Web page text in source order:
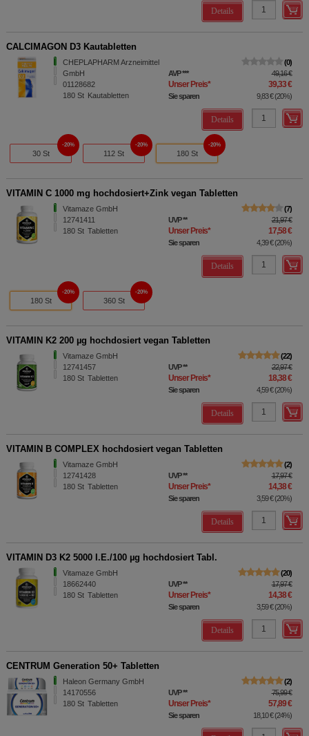
Details
CALCIMAGON D3 Kautabletten
CHEPLAPHARM Arzneimittel
GmbH
01128682
180 St Kautabletten
0
AVP*** 49,16 €
Unser Preis* 39,33 €
Sie sparen 9,83 €(20%)
Details
30 St
20%
112 St
20%
180 St
20%
VITAMIN C 1000 mg hochdosiert+Zink vegan Tabletten
Vitamaze GmbH
12741411
180 St Tabletten
7
UVP** 21,97 €
Unser Preis* 17,58 €
Sie sparen 4,39 €(20%)
Details
180 St
20%
360 St
20%
VITAMIN K2 200 µg hochdosiert vegan Tabletten
Vitamaze GmbH
12741457
180 St Tabletten
22
UVP** 22,97 €
Unser Preis* 18,38 €
Sie sparen 4,59 €(20%)
Details
VITAMIN B COMPLEX hochdosiert vegan Tabletten
Vitamaze GmbH
12741428
180 St Tabletten
2
UVP** 17,97 €
Unser Preis* 14,38 €
Sie sparen 3,59 €(20%)
Details
VITAMIN D3 K2 5000 I.E./100 µg hochdosiert Tabl.
Vitamaze GmbH
18662440
180 St Tabletten
20
UVP** 17,97 €
Unser Preis* 14,38 €
Sie sparen 3,59 €(20%)
Details
CENTRUM Generation 50+ Tabletten
Haleon Germany GmbH
14170556
180 St Tabletten
2
UVP** 75,99 €
Unser Preis* 57,89 €
Sie sparen 18,10 €(24%)